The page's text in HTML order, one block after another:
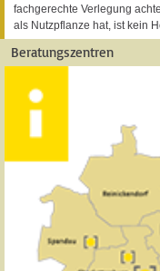
fachgerechte Verlegung
als Nutzpflanze hat, ist kein
Beratungszentren